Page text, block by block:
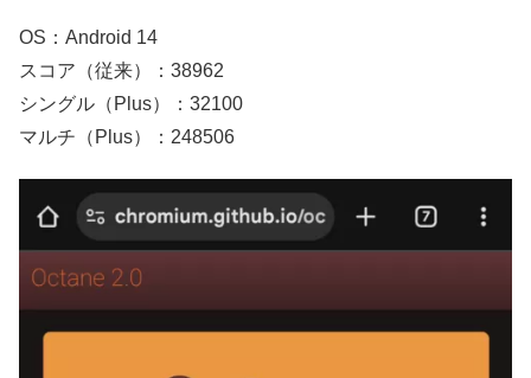
OS：Android 14
スコア（従来）：38962
シングル（Plus）：32100
マルチ（Plus）：248506